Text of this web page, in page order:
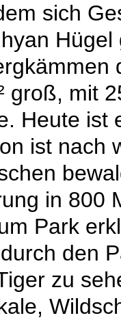
sich
groß, mit
Heute ist
ist nach
in 800
Park
den
zu